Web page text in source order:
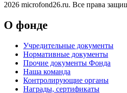
2026 microfond26.ru. Все права
О фонде
Учредительные документы
Нормативные документы
Прочие документы Фонда
Наша команда
Контролирующие органы
Награды, сертификаты